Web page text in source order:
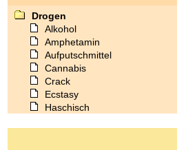
Drogen
Alkohol
Amphetamin
Aufputschmittel
Cannabis
Crack
Ecstasy
Haschisch